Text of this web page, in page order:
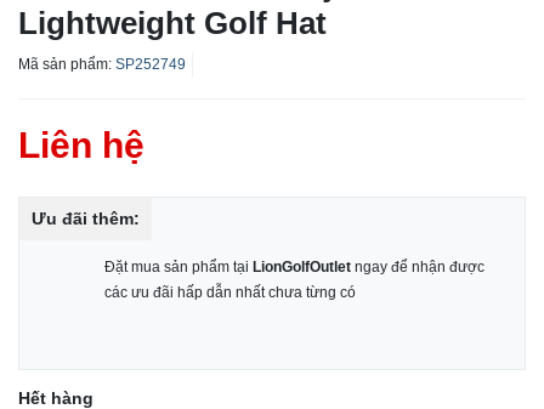
Lightweight Golf Hat
Mã sản phẩm: SP252749
Liên hệ
Ưu đãi thêm:
Đặt mua sản phẩm tại LionGolfOutlet ngay để nhận được
các ưu đãi hấp dẫn nhất chưa từng có
Hết hàng